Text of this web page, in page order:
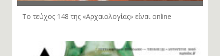
Το τεύχος 148 της «Αρχαιολογίας» είναι online